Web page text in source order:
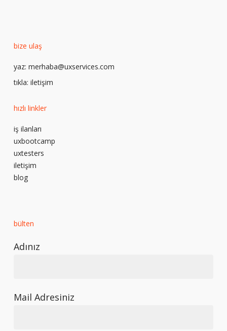
bize ulaş
yaz: merhaba@uxservices.com
tıkla: iletişim
hızlı linkler
iş ilanları
uxbootcamp
uxtesters
iletişim
blog
bülten
Adınız
Mail Adresiniz